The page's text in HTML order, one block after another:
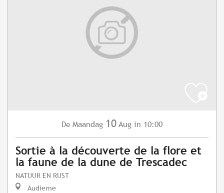
De Maandag 10 Aug in 10:00
Sortie à la découverte de la flore et
la faune de la dune de Trescadec
NATUUR EN RUST
Audierne